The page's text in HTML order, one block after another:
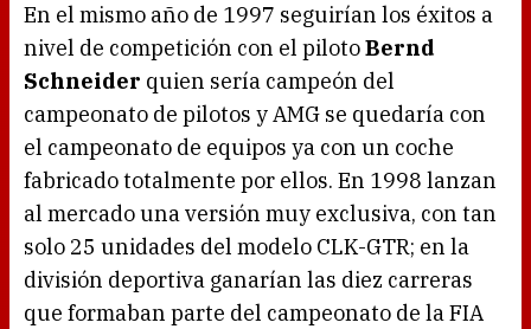
En el mismo año de 1997 seguirían los éxitos a
nivel de competición con el pilotoBernd
Schneider quien sería campeón del
campeonato de pilotos y AMG se quedaría con
el campeonato de equipos ya con un coche
fabricado totalmente por ellos. En 1998 lanzan
al mercado una versión muy exclusiva, con tan
solo 25 unidades del modelo CLK-GTR; en la
división deportiva ganarían las diez carreras
que formaban parte del campeonato de la FIA